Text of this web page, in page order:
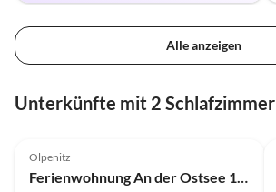
Alle anzeigen
Unterkünfte mit 2 Schlafzimmer
Olpenitz